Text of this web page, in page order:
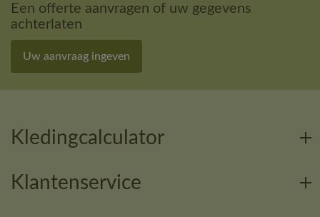
Een offerte aanvragen of uw gegevens
achterlaten
Uw aanvraag ingeven
Kledingcalculator
Klantenservice